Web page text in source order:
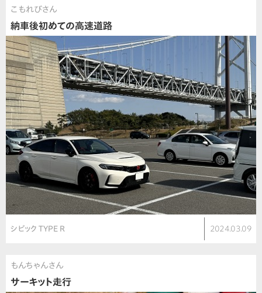
こもれびさん
納車後初めての高速道路
シビック TYPE R 2024.03.09
もんちゃんさん
サーキット走行